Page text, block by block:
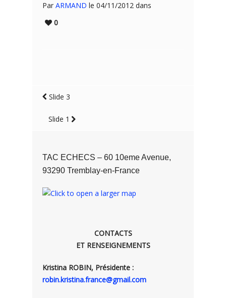
Par ARMAND le 04/11/2012 dans
0
Slide 3
Slide 1
TAC ECHECS – 60 10eme Avenue,
93290 Tremblay-en-France
CONTACTS
ET RENSEIGNEMENTS
Kristina ROBIN, Présidente :
robin.kristina.france@gmail.com